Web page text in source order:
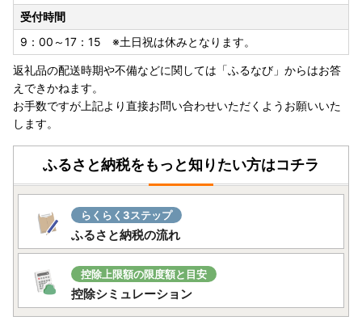
◆愛媛県松山市では【ふるまど】に対応しております。
https://iam-jpki.jp/lp/iam-furumado/（※外部サイトへ遷
移します）
※住所変更・寄附者情報に誤りがございました場合は、【二
重線と訂正印】にてご対応をお願いいたします。
また、オンライン申請でも変更は可能でございますのでご活
用ください。
受付時間
9：00～17：15 ※土日祝は休みとなります。
返礼品の配送時期や不備などに関しては「ふるなび」からはお答
えできかねます。
お手数ですが上記より直接お問い合わせいただくようお願いいた
します。
ふるさと納税をもっと知りたい方はコチラ
らくらく3ステップ
ふるさと納税の流れ
控除上限額の限度額と目安
控除シミュレーション